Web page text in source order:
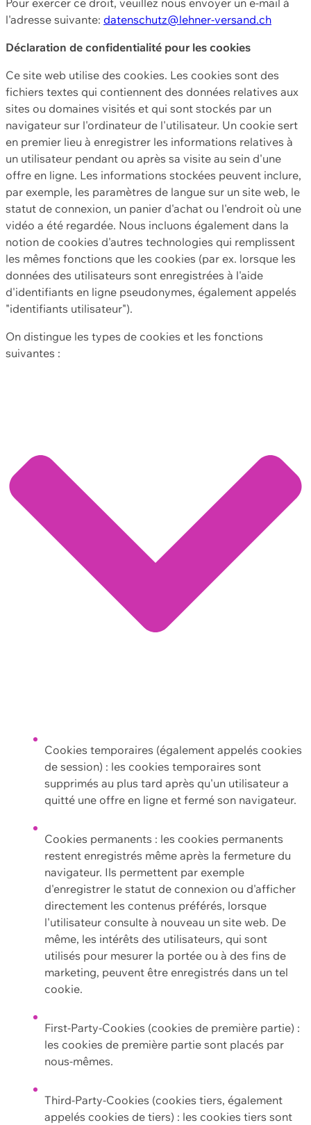
l'adresse suivante: datenschutz@lehner-versand.ch
Déclaration de confidentialité pour les cookies
Ce site web utilise des cookies. Les cookies sont des
fichiers textes qui contiennent des données relatives aux
sites ou domaines visités et qui sont stockés par un
navigateur sur l'ordinateur de l'utilisateur. Un cookie sert
en premier lieu à enregistrer les informations relatives à
un utilisateur pendant ou après sa visite au sein d'une
offre en ligne. Les informations stockées peuvent inclure,
par exemple, les paramètres de langue sur un site web, le
statut de connexion, un panier d'achat ou l'endroit où une
vidéo a été regardée. Nous incluons également dans la
notion de cookies d'autres technologies qui remplissent
les mêmes fonctions que les cookies (par ex. lorsque les
données des utilisateurs sont enregistrées à l'aide
d'identifiants en ligne pseudonymes, également appelés
"identifiants utilisateur").
On distingue les types de cookies et les fonctions
suivantes :
Cookies temporaires (également appelés cookies
de session) : les cookies temporaires sont
supprimés au plus tard après qu'un utilisateur a
quitté une offre en ligne et fermé son navigateur.
Cookies permanents : les cookies permanents
restent enregistrés même après la fermeture du
navigateur. Ils permettent par exemple
d'enregistrer le statut de connexion ou d'afficher
directement les contenus préférés, lorsque
l'utilisateur consulte à nouveau un site web. De
même, les intérêts des utilisateurs, qui sont
utilisés pour mesurer la portée ou à des fins de
marketing, peuvent être enregistrés dans un tel
cookie.
First-Party-Cookies (cookies de première partie) :
les cookies de première partie sont placés par
nous-mêmes.
Third-Party-Cookies (cookies tiers, également
appelés cookies de tiers) : les cookies tiers sont